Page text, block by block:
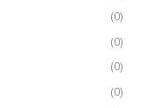
(0)
(0)
(0)
(0)